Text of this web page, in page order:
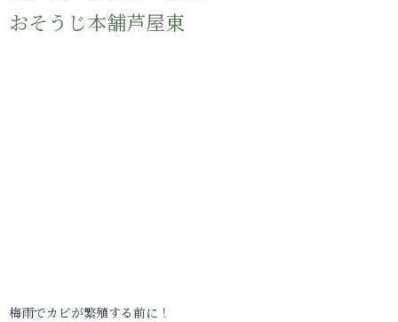
おそうじ本舗芦屋東
梅雨でカビが繁殖する前に！